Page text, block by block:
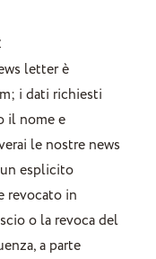
letter è
i dati richiesti
il nome e
le nostre news
esplicito
revocato in
o la revoca del
a parte